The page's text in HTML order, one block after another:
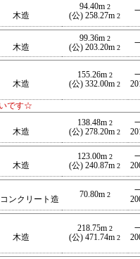
木造
94.40m 2
(公) 258.27m 2
木造
99.36m 2
(公) 203.20m 2
木造
155.26m 2
(公) 332.00m 2
です☆
木造
138.48m 2
(公) 278.20m 2
木造
123.00m 2
(公) 240.87m 2
ンクリート造
70.80m 2
木造
218.75m 2
(公) 471.74m 2